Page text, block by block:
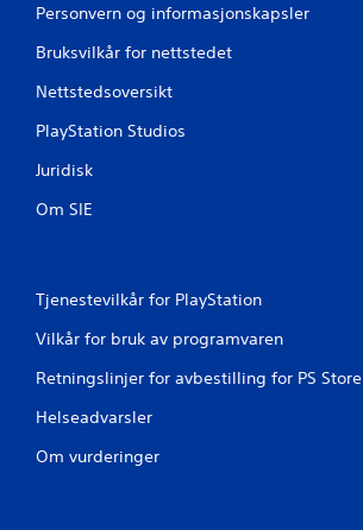
Personvern og informasjonskapsler
Bruksvilkår for nettstedet
Nettstedsoversikt
PlayStation Studios
Juridisk
Om SIE
Tjenestevilkår for PlayStation
Vilkår for bruk av programvaren
Retningslinjer for avbestilling for PS Store
Helseadvarsler
Om vurderinger